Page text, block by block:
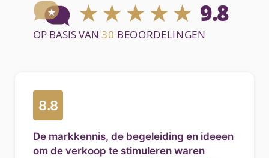
8.8
De markkennis, de begeleiding en ideeen
om de verkoop te stimuleren waren